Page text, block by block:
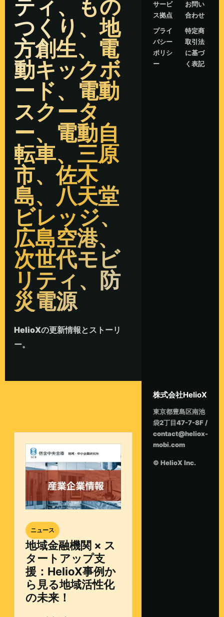
ティ、もの
つくり、地
方創生、電
動キックボ
ード、電動
スクータ
ー、電動自
転車、三原
市、佐木
島、八天堂
ビレッジ、
広島空港、
次世代モビ
リティ、防
災電源
HelioXの更新情報とストーリ
ー。
ニュース
地域金融機関 × ス
タートアップ支
援：HelioX事例か
ら見る地域活性化
の未来！
サービ
ス拠点
お問い
合わせ
プライ
バシー
ポリシ
ー
特定商
取引法
に基づ
く表記
株式会社HelioX
東京都豊島区南池
袋2丁目47-7-8F /
contact@heliox-
mobi.com
© HelioX Inc.